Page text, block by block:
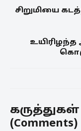
சிறுமியை
கருத்துகள்
(Comments)